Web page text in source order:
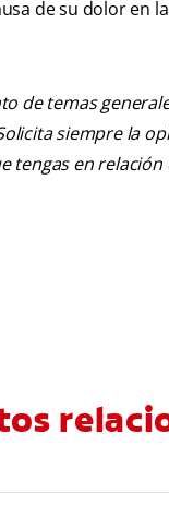
de su dolor en
de temas
siempre la
tengas en